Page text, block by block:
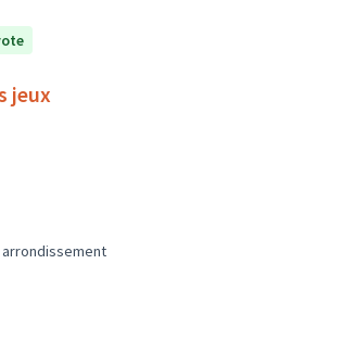
jeux
: Vie de quartier et animation
les résultats pour la localisation : 9e arrondissement
arrondissement